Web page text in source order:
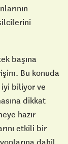
başına
Bu konuda
iyi biliyor ve
dikkat
hazır
etkili bir
dahil